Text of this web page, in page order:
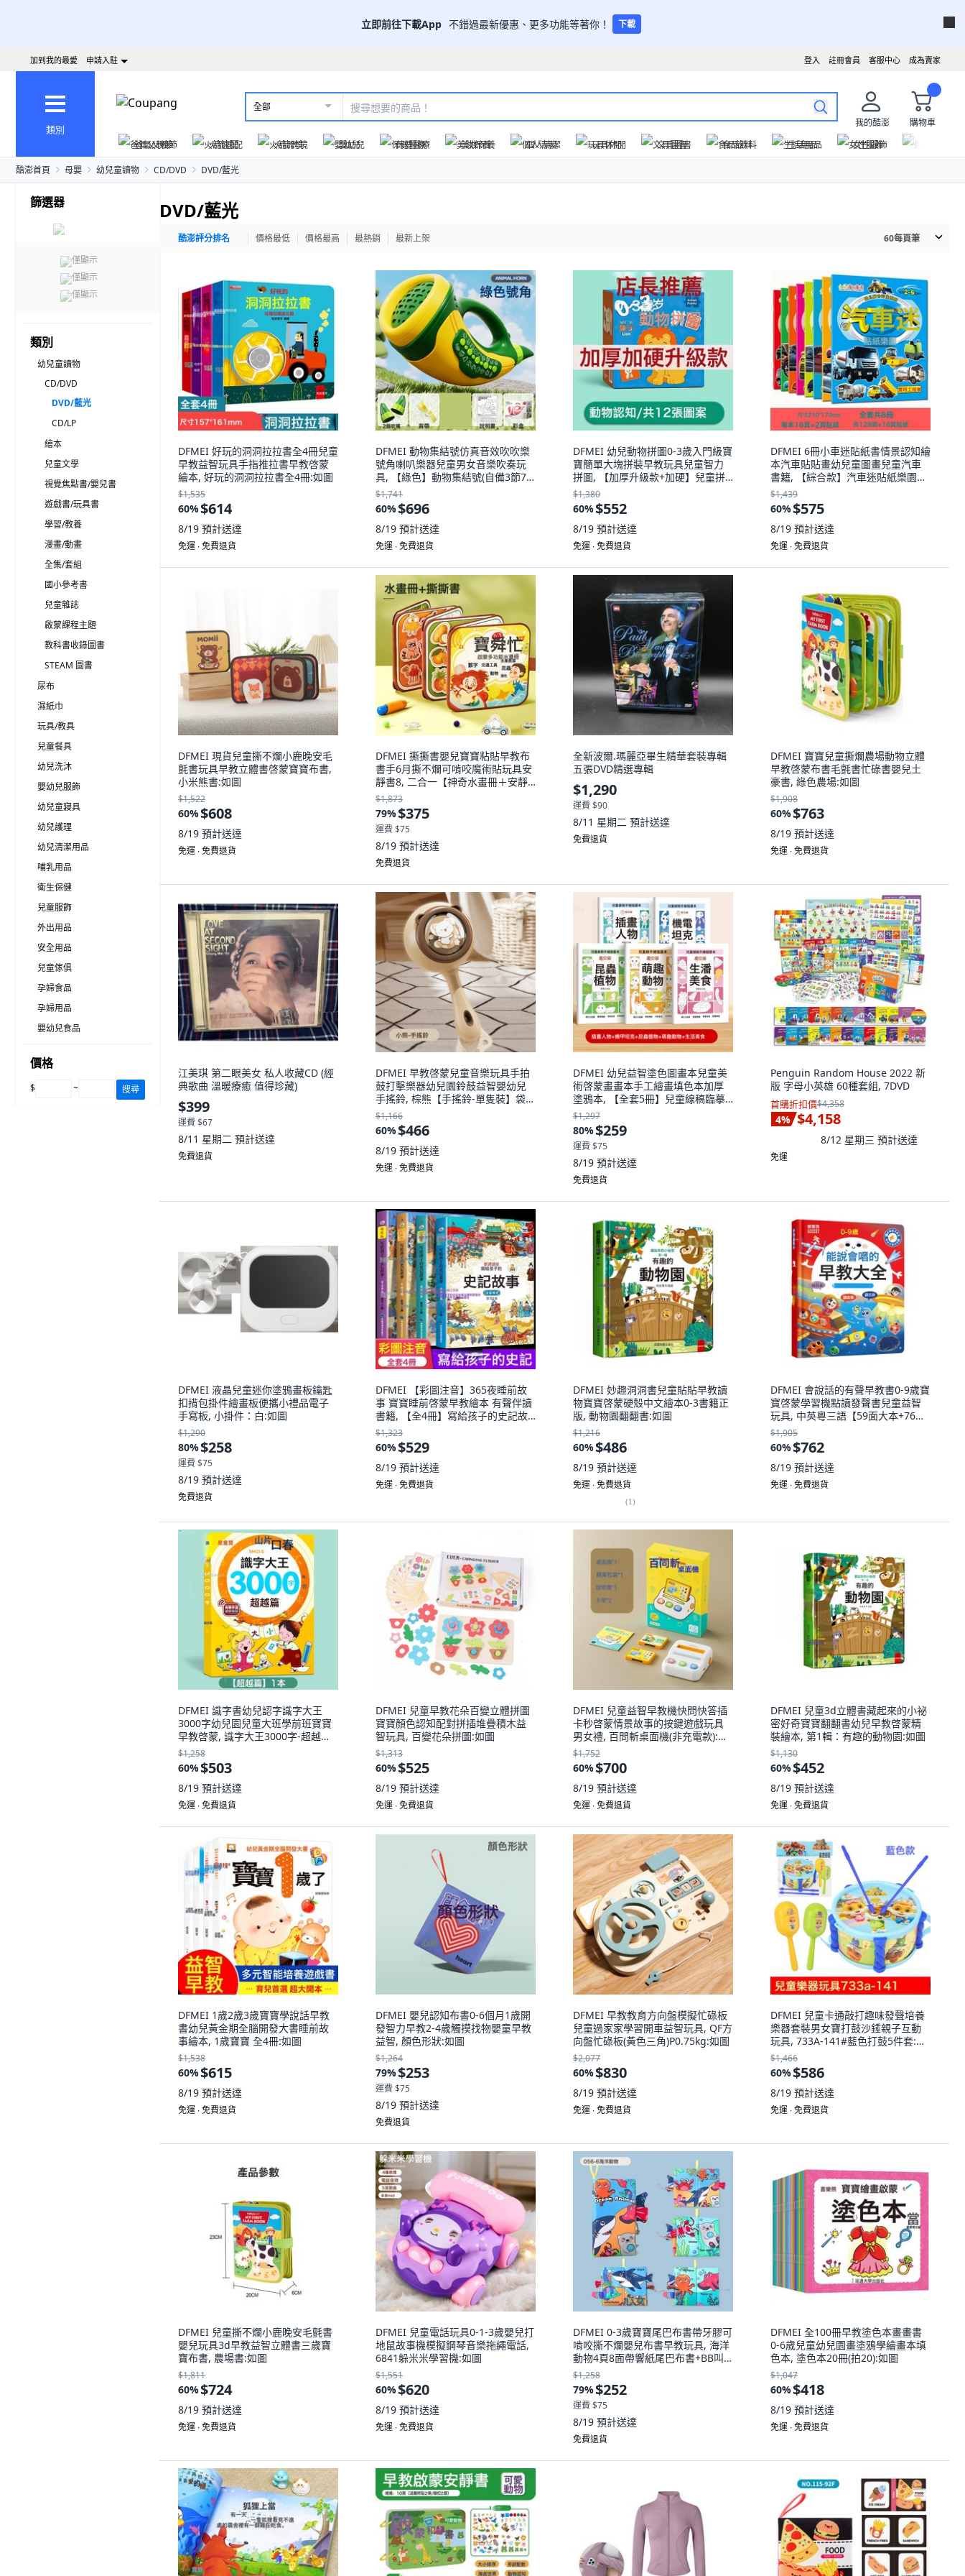
立即前往下載App 不錯過最新優惠、更多功能等著你！ 下載
成為賣家
客服中心
註冊會員
登入
加到我的最愛 申請入駐
類別
全部
我的酷澎
購物車
爸氣父親節
火箭速配 火箭跨境 嬰幼兒 保健醫療 美妝保養 個人清潔 玩具休閒 文具圖書 食品飲料 生活用品 女性服飾
酷澎首頁 母嬰 幼兒童讀物 CD/DVD DVD/藍光
篩選器
僅顯示
僅顯示
僅顯示
類別
幼兒童讀物
CD/DVD
DVD/藍光
CD/LP
繪本
兒童文學
視覺焦點書/嬰兒書
遊戲書/玩具書
學習/教養
漫畫/動畫
全集/套組
國小參考書
兒童雜誌
啟蒙課程主題
教科書收錄圖書
STEAM 圖書
尿布
濕紙巾
玩具/教具
兒童餐具
幼兒洗沐
嬰幼兒服飾
幼兒童寢具
幼兒護理
幼兒清潔用品
哺乳用品
衛生保健
兒童服飾
外出用品
安全用品
兒童傢俱
孕婦食品
孕婦用品
嬰幼兒食品
價格
$ ~ 搜尋
DVD/藍光
酷澎評分排名 價格最低 價格最高 最熱銷 最新上架 60每頁筆
DFMEI 好玩的洞洞拉拉書全4冊兒童
早教益智玩具手指推拉書早教啓蒙
繪本, 好玩的洞洞拉拉書全4冊:如圖
$1,535
60%$614
8/19 預計送達
免運 ∙ 免費退貨
DFMEI 動物集結號仿真音效吹吹樂
號角喇叭樂器兒童男女音樂吹奏玩
具, 【綠色】動物集結號(自備3節7
號電池)英文彩盒版:如圖
$1,741
60%$696
8/19 預計送達
免運 ∙ 免費退貨
DFMEI 幼兒動物拼圖0-3歲入門級寶
寶簡單大塊拼裝早教玩具兒童智力
拼圖, 【加厚升級款+加硬】兒童拼
圖-【12張/不重複】動物世界:如圖
$1,380
60%$552
8/19 預計送達
免運 ∙ 免費退貨
DFMEI 6冊小車迷貼紙書情景認知繪
本汽車貼貼畫幼兒童圖畫兒童汽車
書籍, 【綜合款】汽車迷貼紙樂園全
8冊:如圖
$1,439
60%$575
8/19 預計送達
免運 ∙ 免費退貨
DFMEI 現貨兒童撕不爛小鹿晚安毛
氈書玩具早教立體書啓蒙寶寶布書,
小米熊書:如圖
$1,522
60%$608
8/19 預計送達
免運 ∙ 免費退貨
DFMEI 撕撕書嬰兒寶寶粘貼早教布
書手6月撕不爛可啃咬魔術貼玩具安
靜書8, 二合一【神奇水畫冊＋安靜
撕撕書】:如圖
$1,873
79%$375
運費 $75
8/19 預計送達
免費退貨
全新波爾.瑪麗亞畢生精華套裝專輯
五張DVD精選專輯
$1,290
運費 $90
8/11 星期二 預計送達
免費退貨
DFMEI 寶寶兒童撕爛農場動物立體
早教啓蒙布書毛氈書忙碌書嬰兒土
豪書, 綠色農場:如圖
$1,908
60%$763
8/19 預計送達
免運 ∙ 免費退貨
江美琪 第二眼美女 私人收藏CD (經
典歌曲 溫暖療癒 值得珍藏)
$399
運費 $67
8/11 星期二 預計送達
免費退貨
DFMEI 早教啓蒙兒童音樂玩具手拍
鼓打擊樂器幼兒園鈴鼓益智嬰幼兒
手搖鈴, 棕熊【手搖鈴-單隻裝】袋
裝:如圖
$1,166
60%$466
8/19 預計送達
免運 ∙ 免費退貨
DFMEI 幼兒益智塗色圖畫本兒童美
術啓蒙畫畫本手工繪畫填色本加厚
塗鴉本, 【全套5冊】兒童線稿臨摹
套裝:如圖
$1,297
80%$259
運費 $75
8/19 預計送達
免費退貨
Penguin Random House 2022 新
版 字母小英雄 60種套組, 7DVD
首購折扣價$4,358
4% $4,158
8/12 星期三 預計送達
免運
DFMEI 液晶兒童迷你塗鴉畫板鑰匙
扣揹包掛件繪畫板便攜小禮品電子
手寫板, 小掛件：白:如圖
$1,290
80%$258
運費 $75
8/19 預計送達
免費退貨
DFMEI 【彩圖注音】365夜睡前故
事 寶寶睡前啓蒙早教繪本 有聲伴讀
書籍, 【全4冊】寫給孩子的史記故
事:如圖
$1,323
60%$529
8/19 預計送達
免運 ∙ 免費退貨
DFMEI 妙趣洞洞書兒童貼貼早教讀
物寶寶啓蒙硬殼中文繪本0-3書籍正
版, 動物園翻翻書:如圖
$1,216
60%$486
8/19 預計送達
免運 ∙ 免費退貨
(1)
DFMEI 會說話的有聲早教書0-9歲寶
寶啓蒙學習機點讀發聲書兒童益智
玩具, 中英粵三語【59面大本+76大
主題】:如圖
$1,905
60%$762
8/19 預計送達
免運 ∙ 免費退貨
DFMEI 識字書幼兒認字識字大王
3000字幼兒園兒童大班學前班寶寶
早教啓蒙, 識字大王3000字-超越篇:
如圖
$1,258
60%$503
8/19 預計送達
免運 ∙ 免費退貨
DFMEI 兒童早教花朵百變立體拼圖
寶寶顏色認知配對拼插堆疊積木益
智玩具, 百變花朵拼圖:如圖
$1,313
60%$525
8/19 預計送達
免運 ∙ 免費退貨
DFMEI 兒童益智早教機快問快答插
卡秒啓蒙情景故事的按鍵遊戲玩具
男女禮, 百問斬桌面機(非充電款):如
圖
$1,752
60%$700
8/19 預計送達
免運 ∙ 免費退貨
DFMEI 兒童3d立體書藏起來的小祕
密好奇寶寶翻翻書幼兒早教啓蒙精
裝繪本, 第1輯：有趣的動物園:如圖
$1,130
60%$452
8/19 預計送達
免運 ∙ 免費退貨
DFMEI 1歲2歲3歲寶寶學說話早教
書幼兒黃金期全腦開發大書睡前故
事繪本, 1歲寶寶 全4冊:如圖
$1,538
60%$615
8/19 預計送達
免運 ∙ 免費退貨
DFMEI 嬰兒認知布書0-6個月1歲開
發智力早教2-4歲觸摸找物嬰童早教
益智, 顏色形狀:如圖
$1,264
79%$253
運費 $75
8/19 預計送達
免費退貨
DFMEI 早教教育方向盤模擬忙碌板
兒童過家家學習開車益智玩具, QF方
向盤忙碌板(黃色三角)P0.75kg:如圖
$2,077
60%$830
8/19 預計送達
免運 ∙ 免費退貨
DFMEI 兒童卡通敲打趣味發聲培養
樂器套裝男女寶打鼓沙錘親子互動
玩具, 733A-141#藍色打鼓5件套:如
圖
$1,466
60%$586
8/19 預計送達
免運 ∙ 免費退貨
DFMEI 兒童撕不爛小鹿晚安毛氈書
嬰兒玩具3d早教益智立體書三歲寶
寶布書, 農場書:如圖
$1,811
60%$724
8/19 預計送達
免運 ∙ 免費退貨
DFMEI 兒童電話玩具0-1-3歲嬰兒打
地鼠故事機模擬鋼琴音樂拖繩電話,
6841躲米米學習機:如圖
$1,551
60%$620
8/19 預計送達
免運 ∙ 免費退貨
DFMEI 0-3歲寶寶尾巴布書帶牙膠可
啃咬撕不爛嬰兒布書早教玩具, 海洋
動物4頁8面帶響紙尾巴布書+BB叫
+吊繩45克:如圖
$1,258
79%$252
運費 $75
8/19 預計送達
免費退貨
DFMEI 全100冊早教塗色本畫畫書
0-6歲兒童幼兒園畫塗鴉學繪畫本填
色本, 塗色本20冊(拍20):如圖
$1,047
60%$418
8/19 預計送達
免運 ∙ 免費退貨